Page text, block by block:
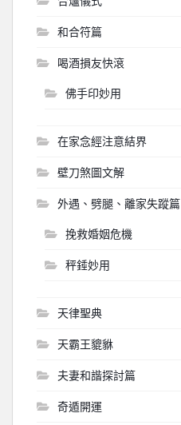
和合符篇
喝酒損友快滾
佛手印妙用
在家念經注意結界
壁刀煞圖文解
外遇、劈腿、離家失蹤篇
挽救婚姻危機
秤錘妙用
天律聖典
天霸王貔貅
夫妻和諧探討篇
奇遁開運